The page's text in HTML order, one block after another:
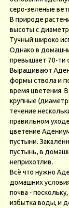
серо-зеленые
В природе
высоты с
Тучный широко
Однако в
превышает 70-ти
Выращивают
формы ствола и
время цветения.
крупные
течение
правильном
цветение
пустыни.
пустынь, в
неприхотлив.
Всё что нужно
домашних
почва -
избытка воды, и